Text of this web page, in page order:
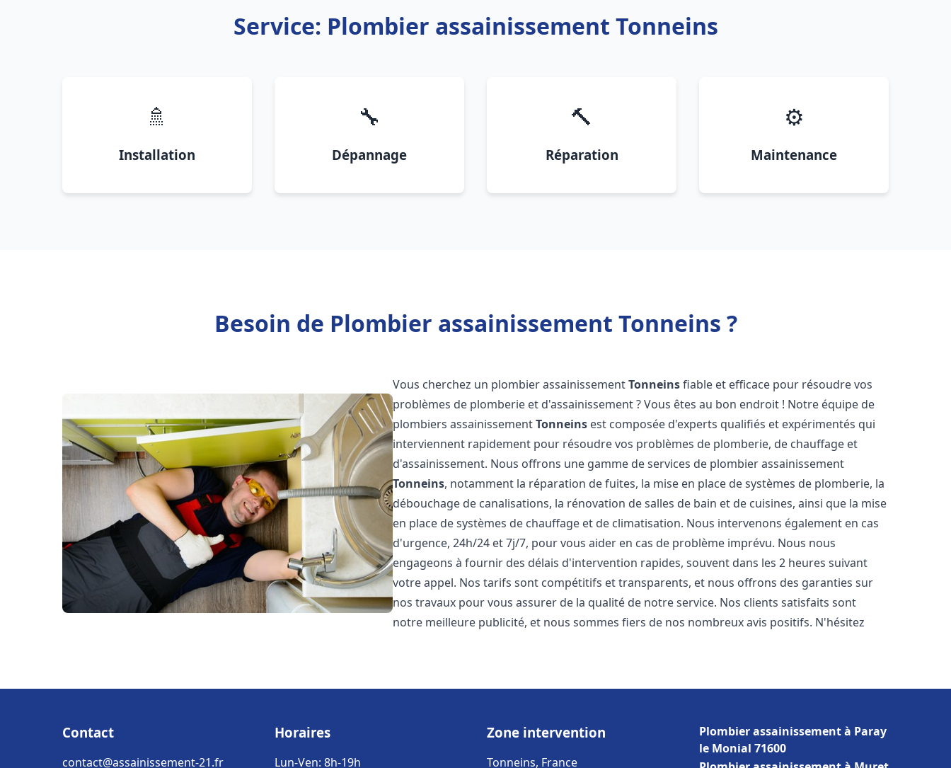
Service: Plombier assainissement Tonneins
🚿
Installation
🔧
Dépannage
🔨
Réparation
⚙️
Maintenance
Besoin de Plombier assainissement Tonneins ?
Vous cherchez un plombier assainissementTonneinsfiable et efficace pour résoudre vos
problèmes de plomberie et d'assainissement ? Vous êtes au bon endroit ! Notre équipe de
plombiers assainissementTonneins est composée d'experts qualifiés et expérimentés qui
interviennent rapidement pour résoudre vos problèmes de plomberie, de chauffage et
d'assainissement. Nous offrons une gamme de services de plombier assainissement
Tonneins, notamment la réparation de fuites, la mise en place de systèmes de plomberie, la
débouchage de canalisations, la rénovation de salles de bain et de cuisines, ainsi que la mise
en place de systèmes de chauffage et de climatisation. Nous intervenons également en cas
d'urgence, 24h/24 et 7j/7, pour vous aider en cas de problème imprévu. Nous nous
engageons à fournir des délais d'intervention rapides, souvent dans les 2 heures suivant
votre appel. Nos tarifs sont compétitifs et transparents, et nous offrons des garanties sur
nos travaux pour vous assurer de la qualité de notre service. Nos clients satisfaits sont
notre meilleure publicité, et nous sommes fiers de nos nombreux avis positifs. N'hésitez
Contact
contact@assainissement-21.fr
Horaires
Lun-Ven: 8h-19h
Zone intervention
Tonneins, France
Plombier assainissement à Paray
le Monial 71600